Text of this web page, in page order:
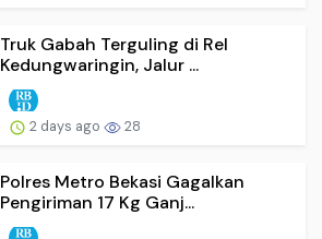
Truk Gabah Terguling di Rel
Kedungwaringin, Jalur ...
2 days ago 28
Polres Metro Bekasi Gagalkan
Pengiriman 17 Kg Ganj...